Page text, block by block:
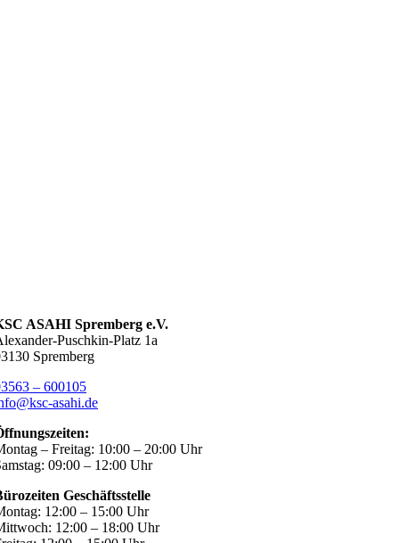
ASAHI Spremberg e.V.
Puschkin-Platz 1a
Spremberg
– 600105
asahi.de
– Freitag: 10:00 – 20:00 Uhr
09:00 – 12:00 Uhr
Geschäftsstelle
12:00 – 15:00 Uhr
12:00 – 18:00 Uhr